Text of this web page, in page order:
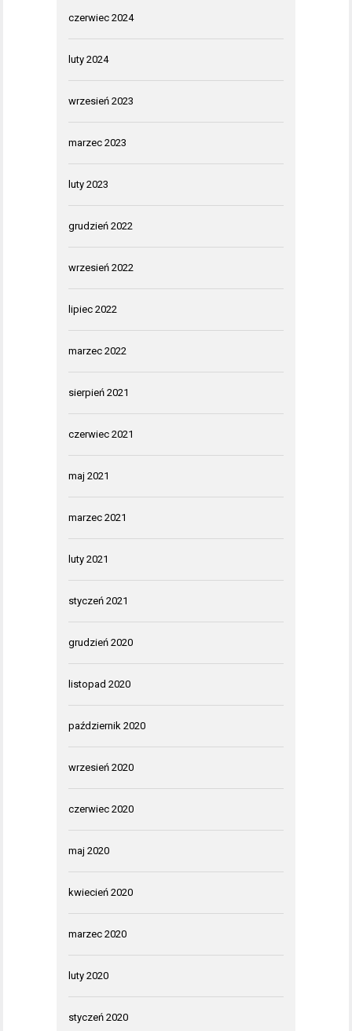
czerwiec 2024
luty 2024
wrzesień 2023
marzec 2023
luty 2023
grudzień 2022
wrzesień 2022
lipiec 2022
marzec 2022
sierpień 2021
czerwiec 2021
maj 2021
marzec 2021
luty 2021
styczeń 2021
grudzień 2020
listopad 2020
październik 2020
wrzesień 2020
czerwiec 2020
maj 2020
kwiecień 2020
marzec 2020
luty 2020
styczeń 2020